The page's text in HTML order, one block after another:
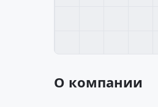
О компании